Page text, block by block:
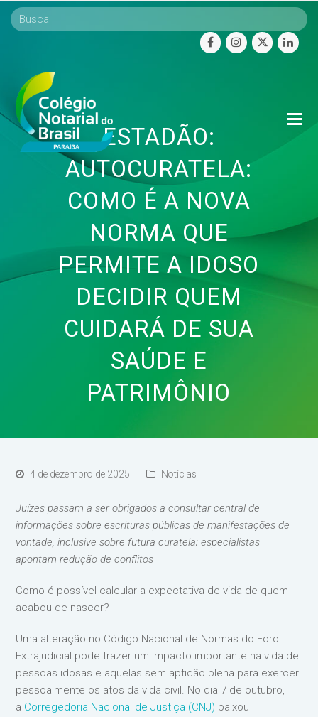
facebookinstagram
twitter
ESTADÃO:
AUTOCURATELA:
COMO É A NOVA
NORMA QUE
PERMITE A IDOSO
DECIDIR QUEM
CUIDARÁ DE SUA
SAÚDE E
PATRIMÔNIO
4 de dezembro de 2025 Notícias
Juízes passam a ser obrigados a consultar central de
informações sobre escrituras públicas de manifestações de
vontade, inclusive sobre futura curatela; especialistas
apontam redução de conflitos
Como é possível calcular a expectativa de vida de quem
acabou de nascer?
Uma alteração no Código Nacional de Normas do Foro
Extrajudicial pode trazer um impacto importante na vida de
pessoas idosas e aquelas sem aptidão plena para exercer
pessoalmente os atos da vida civil. No dia 7 de outubro,
a Corregedoria Nacional de Justiça (CNJ) baixou